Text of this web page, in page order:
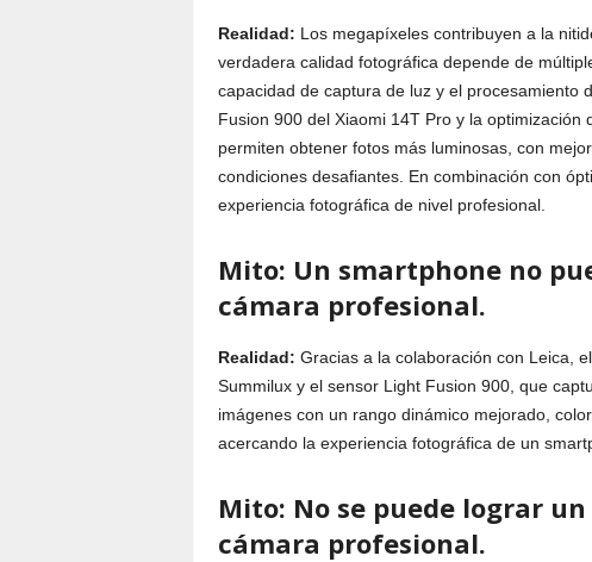
Realidad: Los megapíxeles contribuyen a la
verdadera calidad fotográfica depende de
capacidad de captura de luz y el procesamiento
Fusion 900 del Xiaomi 14T Pro y la
permiten obtener fotos más luminosas, con
condiciones desafiantes. En combinación con
experiencia fotográfica de nivel profesional.
Mito: Un smartphone no
cámara profesional.
Realidad: Gracias a la colaboración con Leica,
Summilux y el sensor Light Fusion 900, que
imágenes con un rango dinámico mejorado,
acercando la experiencia fotográfica de un
Mito: No se puede lograr
cámara profesional.